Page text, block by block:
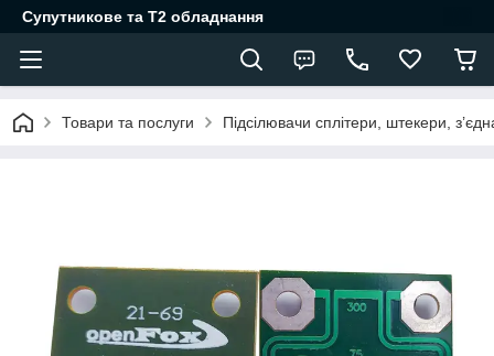
Супутникове та Т2 обладнання
Товари та послуги Підсілювачи сплітери, штекери,